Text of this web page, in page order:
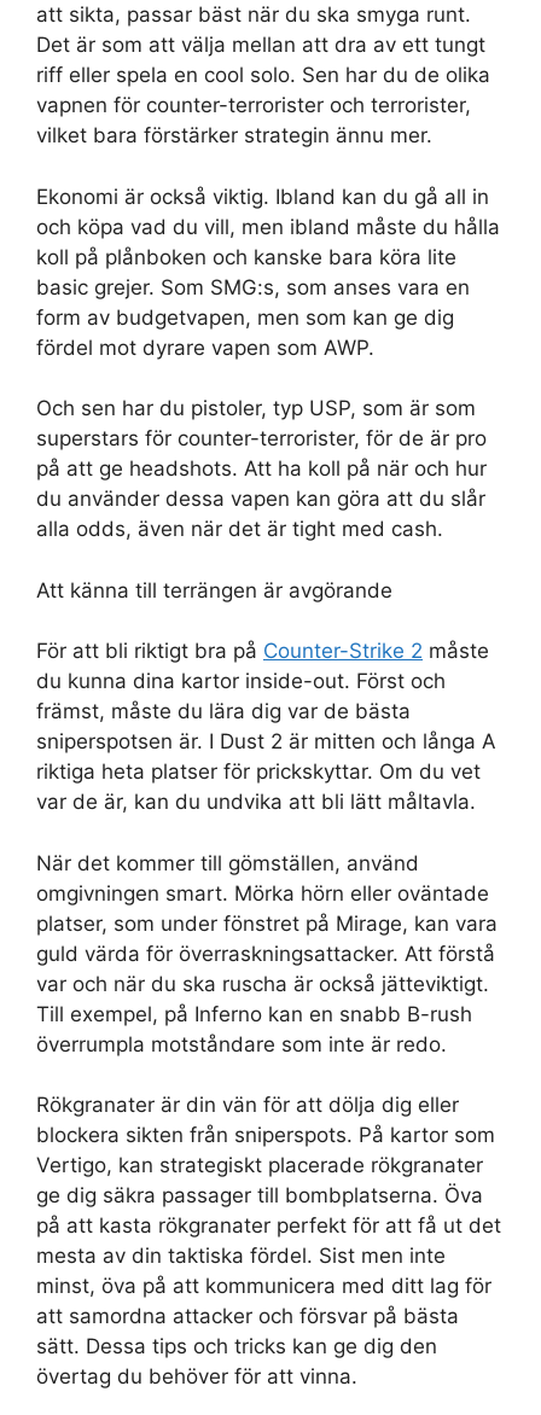
att sikta, passar bäst när du ska smyga runt.
Det är som att välja mellan att dra av ett tungt
riff eller spela en cool solo. Sen har du de olika
vapnen för counter-terrorister och terrorister,
vilket bara förstärker strategin ännu mer.
Ekonomi är också viktig. Ibland kan du gå all in
och köpa vad du vill, men ibland måste du hålla
koll på plånboken och kanske bara köra lite
basic grejer. Som SMG:s, som anses vara en
form av budgetvapen, men som kan ge dig
fördel mot dyrare vapen som AWP.
Och sen har du pistoler, typ USP, som är som
superstars för counter-terrorister, för de är pro
på att ge headshots. Att ha koll på när och hur
du använder dessa vapen kan göra att du slår
alla odds, även när det är tight med cash.
Att känna till terrängen är avgörande
För att bli riktigt bra på Counter-Strike 2 måste
du kunna dina kartor inside-out. Först och
främst, måste du lära dig var de bästa
sniperspotsen är. I Dust 2 är mitten och långa A
riktiga heta platser för prickskyttar. Om du vet
var de är, kan du undvika att bli lätt måltavla.
När det kommer till gömställen, använd
omgivningen smart. Mörka hörn eller oväntade
platser, som under fönstret på Mirage, kan vara
guld värda för överraskningsattacker. Att förstå
var och när du ska ruscha är också jätteviktigt.
Till exempel, på Inferno kan en snabb B-rush
överrumpla motståndare som inte är redo.
Rökgranater är din vän för att dölja dig eller
blockera sikten från sniperspots. På kartor som
Vertigo, kan strategiskt placerade rökgranater
ge dig säkra passager till bombplatserna. Öva
på att kasta rökgranater perfekt för att få ut det
mesta av din taktiska fördel. Sist men inte
minst, öva på att kommunicera med ditt lag för
att samordna attacker och försvar på bästa
sätt. Dessa tips och tricks kan ge dig den
övertag du behöver för att vinna.